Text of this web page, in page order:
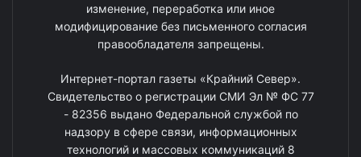
изменение, переработка или иное
модифицирование без письменного согласия
правообладателя запрещены.
Интернет-портал газеты «Крайний Север».
Свидетельство о регистрации СМИ Эл № ФС 77
- 82356 выдано Федеральной службой по
надзору в сфере связи, информационных
технологий и массовых коммуникаций 8